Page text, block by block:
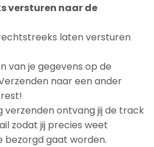
versturen naar de
laten versturen
van je gegevens op de
naar een ander
verzenden ontvang jij de track
zodat jij precies weet
gaat worden.